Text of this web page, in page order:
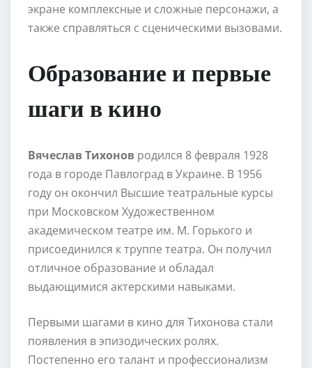
экране комплексные и сложные персонажи, а
также справляться с сценическими вызовами.
Образование и первые
шаги в кино
Вячеслав Тихонов родился 8 февраля 1928
года в городе Павлоград в Украине. В 1956
году он окончил Высшие театральные курсы
при Московском Художественном
академическом театре им. М. Горького и
присоединился к труппе театра. Он получил
отличное образование и обладал
выдающимися актерскими навыками.
Первыми шагами в кино для Тихонова стали
появления в эпизодических ролях.
Постепенно его талант и профессионализм